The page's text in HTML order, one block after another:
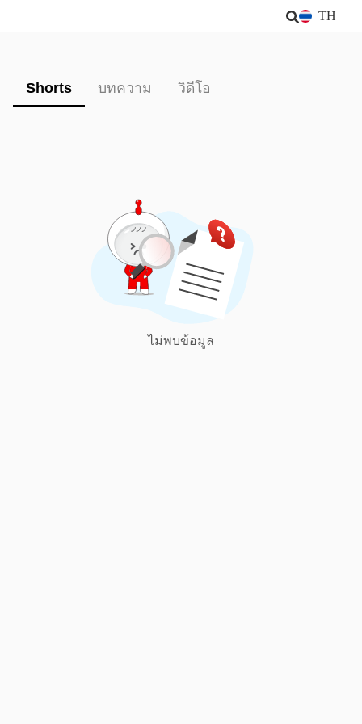
TH
Shorts บทความ วิดีโอ
ไม่พบข้อมูล